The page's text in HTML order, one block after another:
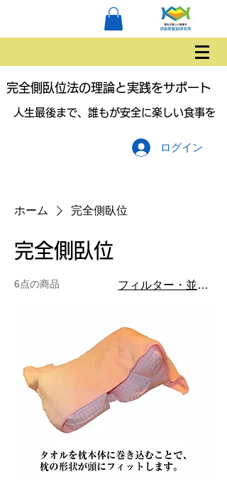
完全側臥位法の理論と実践をサポート
人生最後まで、誰もが安全に楽しい食事を
ログイン
ホーム 完全側臥位
完全側臥位
6点の商品 フィルター・並び替え